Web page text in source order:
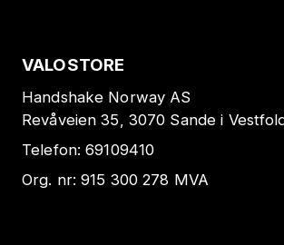
VALOSTORE
Handshake Norway AS
Revåveien 35, 3070 Sande i
Telefon:69109410
Org. nr:915 300 278 MVA